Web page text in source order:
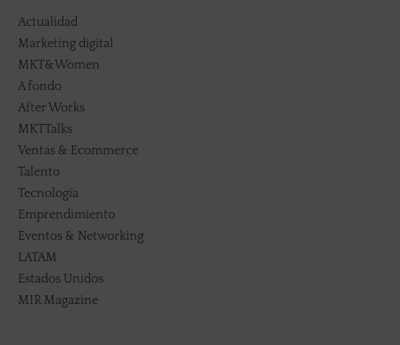
Actualidad
Marketing digital
MKT&Women
A fondo
After Works
MKTTalks
Ventas & Ecommerce
Talento
Tecnología
Emprendimiento
Eventos & Networking
LATAM
Estados Unidos
MIR Magazine